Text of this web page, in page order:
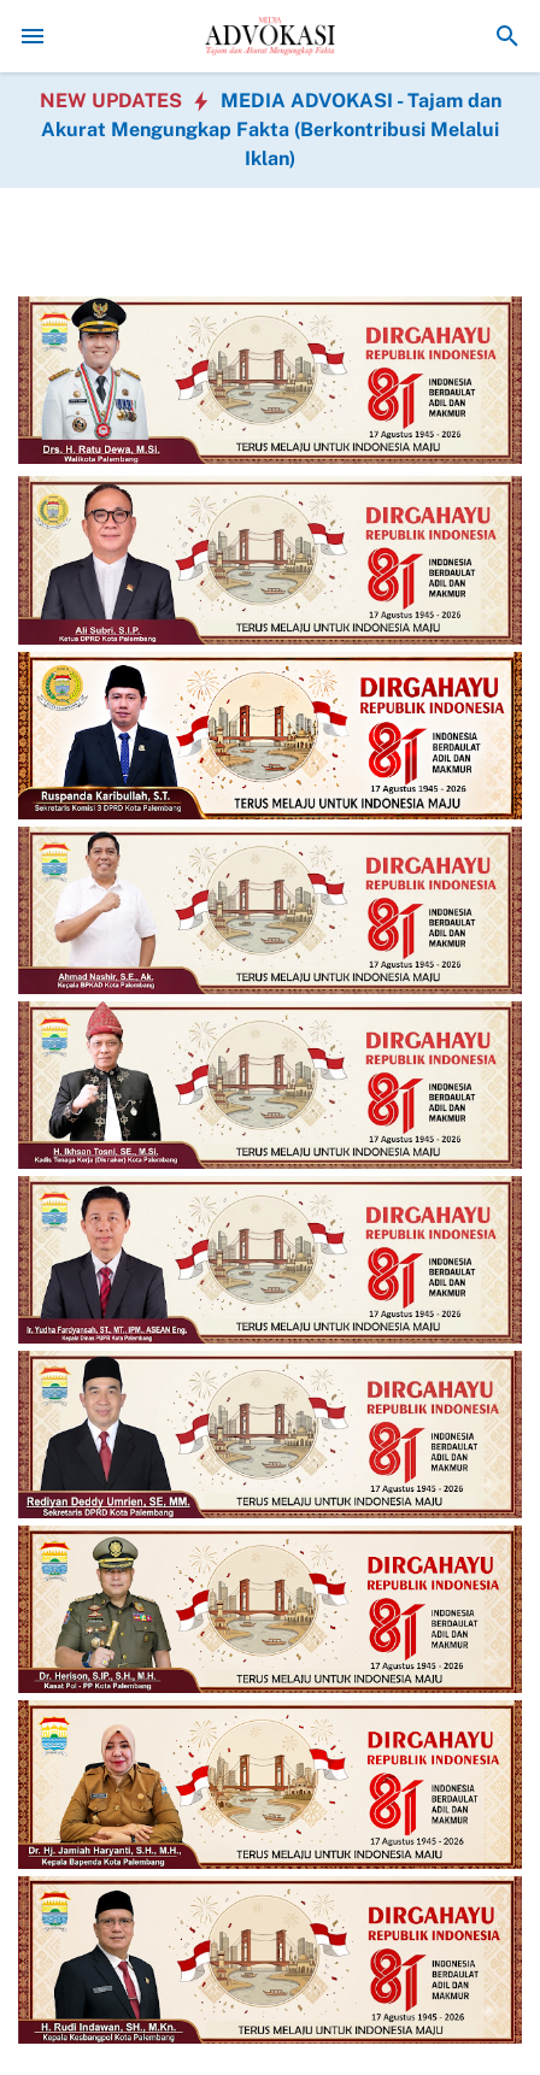
Atap Terpasang, Genteng Siap Naik, Satgas TMMD ke-129 Kodim
NEW UPDATES
MEDIA ADVOKASI - Tajam dan
Akurat Mengungkap Fakta (Berkontribusi Melalui
Iklan)